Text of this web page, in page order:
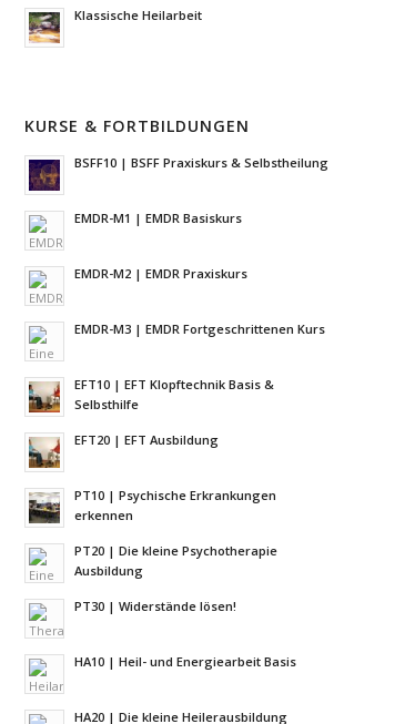
Klassische Heilarbeit
KURSE & FORTBILDUNGEN
BSFF10 | BSFF Praxiskurs & Selbstheilung
EMDR-M1 | EMDR Basiskurs
EMDR-M2 | EMDR Praxiskurs
EMDR-M3 | EMDR Fortgeschrittenen Kurs
EFT10 | EFT Klopftechnik Basis &
Selbsthilfe
EFT20 | EFT Ausbildung
PT10 | Psychische Erkrankungen
erkennen
PT20 | Die kleine Psychotherapie
Ausbildung
PT30 | Widerstände lösen!
HA10 | Heil- und Energiearbeit Basis
HA20 | Die kleine Heilerausbildung